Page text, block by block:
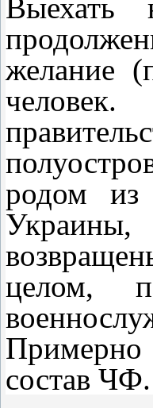
Выехать
желание
родом из
целом,
состав ЧФ.